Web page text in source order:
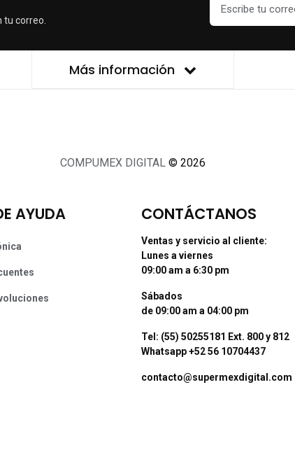
correo.
Más información
COMPUMEX DIGITAL © 2026
AYUDA CONTÁCTANOS
Ventas y servicio al cliente:
Lunes a viernes
09:00 am a 6:30 pm
Sábados
de 09:00 am a 04:00 pm
Tel: (55) 50255181 Ext. 800 y 812
Whatsapp +52 56 10704437
contacto@supermexdigital.com